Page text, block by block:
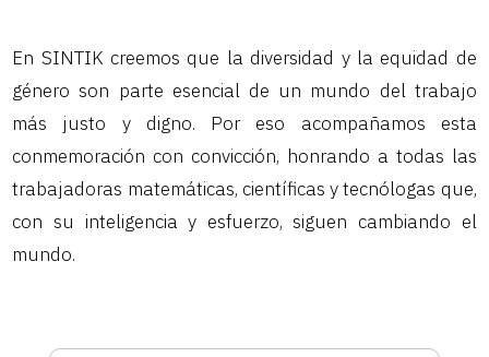
En SINTIK creemos que la diversidad y la equidad de
género son parte esencial de un mundo del trabajo
más justo y digno. Por eso acompañamos esta
conmemoración con convicción, honrando a todas las
trabajadoras matemáticas, científicas y tecnólogas que,
con su inteligencia y esfuerzo, siguen cambiando el
mundo.